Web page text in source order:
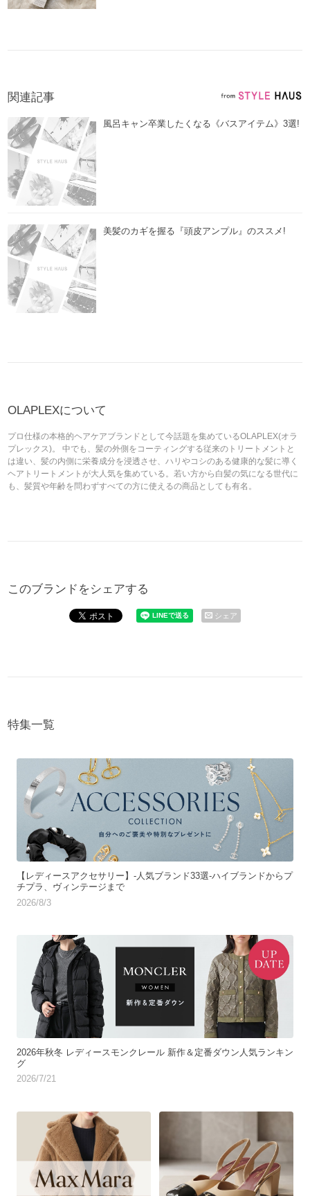
関連記事
風呂キャン卒業したくなる《バスアイテム》3選!
美髪のカギを握る『頭皮アンプル』のススメ!
OLAPLEXについて
プロ仕様の本格的ヘアケアブランドとして今話題を集めているOLAPLEX(オラ
プレックス)。 中でも、髪の外側をコーティングする従来のトリートメントと
は違い、髪の内側に栄養成分を浸透させ、ハリやコシのある健康的な髪に導く
ヘアトリートメントが大人気を集めている。若い方から白髪の気になる世代に
も、髪質や年齢を問わずすべての方に使えるの商品としても有名。
このブランドをシェアする
シェア
特集一覧
【レディースアクセサリー】-人気ブランド33選-ハイブランドからプ
チプラ、ヴィンテージまで
2026/8/3
2026年秋冬 レディースモンクレール 新作＆定番ダウン人気ランキン
グ
2026/7/21